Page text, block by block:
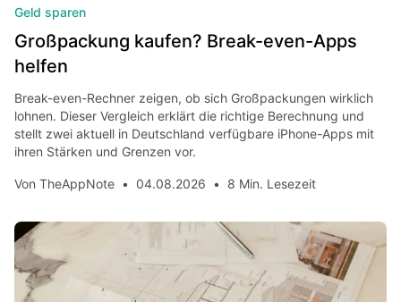
Geld sparen
Großpackung kaufen? Break-even-Apps
helfen
Break-even-Rechner zeigen, ob sich Großpackungen wirklich
lohnen. Dieser Vergleich erklärt die richtige Berechnung und
stellt zwei aktuell in Deutschland verfügbare iPhone-Apps mit
ihren Stärken und Grenzen vor.
Von TheAppNote • 04.08.2026 • 8 Min. Lesezeit